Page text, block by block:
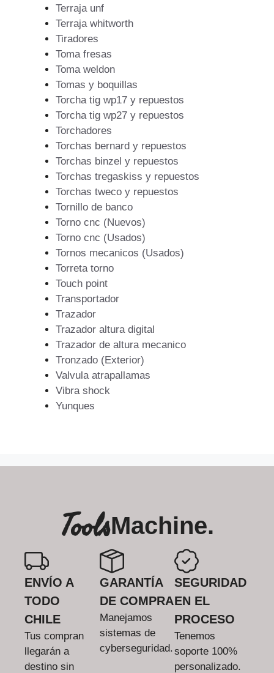
Terraja unf
Terraja whitworth
Tiradores
Toma fresas
Toma weldon
Tomas y boquillas
Torcha tig wp17 y repuestos
Torcha tig wp27 y repuestos
Torchadores
Torchas bernard y repuestos
Torchas binzel y repuestos
Torchas tregaskiss y repuestos
Torchas tweco y repuestos
Tornillo de banco
Torno cnc (Nuevos)
Torno cnc (Usados)
Tornos mecanicos (Usados)
Torreta torno
Touch point
Transportador
Trazador
Trazador altura digital
Trazador de altura mecanico
Tronzado (Exterior)
Valvula atrapallamas
Vibra shock
Yunques
ToolsMachine.
ENVÍO A
TODO
CHILE
Tus compran
llegarán a
destino sin
GARANTÍA
DE COMPRA
Manejamos
sistemas de
cyberseguridad.
SEGURIDAD
EN EL
PROCESO
Tenemos
soporte 100%
personalizado.